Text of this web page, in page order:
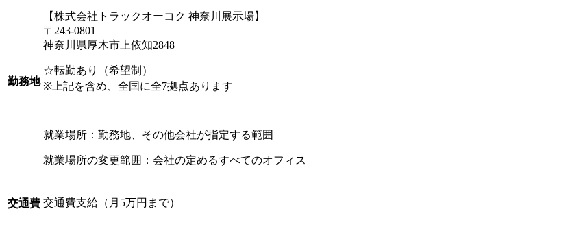
勤務地
【株式会社トラックオーコク 神奈川展示場】
〒243-0801
神奈川県厚木市上依知2848
☆転勤あり（希望制）
※上記を含め、全国に全7拠点あります
就業場所：勤務地、その他会社が指定する範囲
就業場所の変更範囲：会社の定めるすべてのオフィス
交通費 交通費支給（月5万円まで）